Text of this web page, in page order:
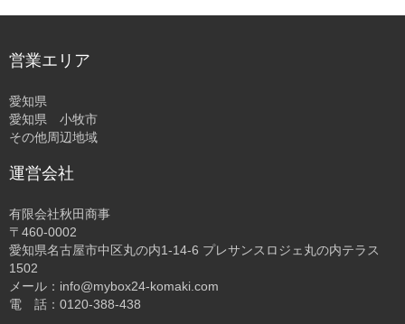
営業エリア
愛知県
愛知県 小牧市
その他周辺地域
運営会社
有限会社秋田商事
〒460-0002
愛知県名古屋市中区丸の内1-14-6 プレサンスロジェ丸の内テラス
1502
メール：info@mybox24-komaki.com
電 話：0120-388-438